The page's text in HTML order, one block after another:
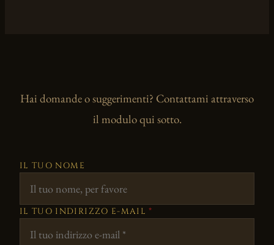
Hai domande o suggerimenti? Contattami attraverso
il modulo qui sotto.
IL TUO NOME
IL TUO INDIRIZZO E-MAIL*